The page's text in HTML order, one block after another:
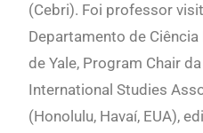
(Cebri). Foi professor
Departamento de
de Yale, Program Chair
International Studies
(Honolulu, Havaí, EUA),